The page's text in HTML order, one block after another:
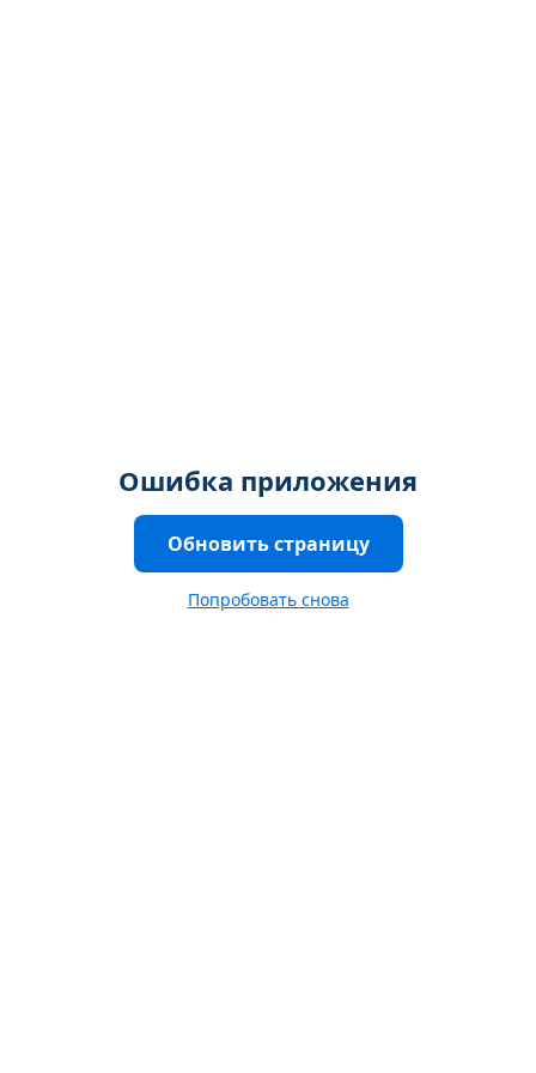
Ошибка приложения
Обновить страницу
Попробовать снова